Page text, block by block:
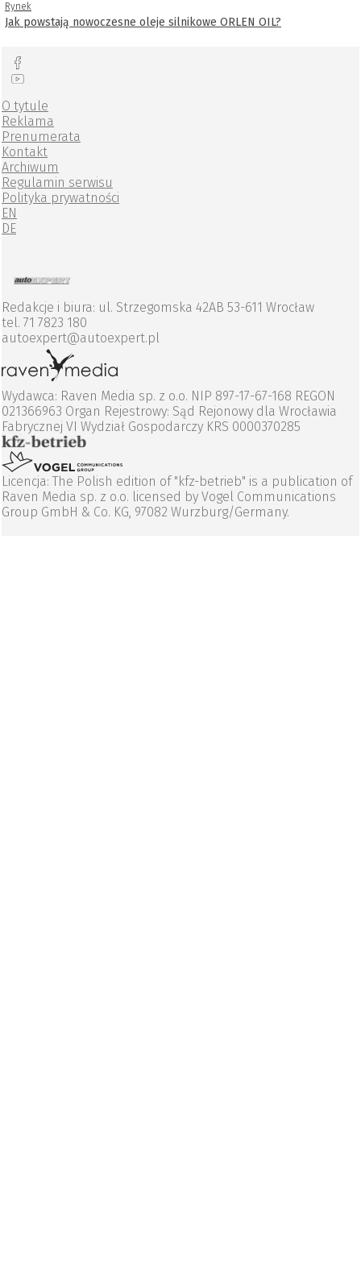
Rynek
Jak powstają nowoczesne oleje silnikowe ORLEN OIL?
O tytule
Reklama
Prenumerata
Kontakt
Archiwum
Regulamin serwisu
Polityka prywatności
EN
DE
Redakcje i biura: ul. Strzegomska 42AB 53-611 Wrocław
tel. 71 7823 180
autoexpert@autoexpert.pl
Wydawca: Raven Media sp. z o.o. NIP 897-17-67-168 REGON
021366963 Organ Rejestrowy: Sąd Rejonowy dla Wrocławia
Fabrycznej VI Wydział Gospodarczy KRS 0000370285
Licencja: The Polish edition of "kfz-betrieb" is a publication of
Raven Media sp. z o.o. licensed by Vogel Communications
Group GmbH & Co. KG, 97082 Wurzburg/Germany.